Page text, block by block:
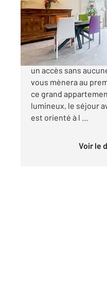
Appartement
169
PERIGUEUX Dans
un accès sans
vous mènera au
ce grand
lumineux, le séjour
est orienté à l ...
Voir le